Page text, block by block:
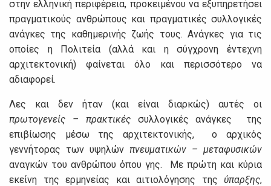
στην ελληνική περιφέρεια, προκειμένου να εξυπηρετήσει
πραγματικούς ανθρώπους και πραγματικές συλλογικές
ανάγκες της καθημερινής ζωής τους. Ανάγκες για τις
οποίες η Πολιτεία (αλλά και η σύγχρονη έντεχνη
αρχιτεκτονική) φαίνεται όλο και περισσότερο να
αδιαφορεί.
Λες και δεν ήταν (και είναι διαρκώς) αυτές οι
πρωτογενείς – πρακτικέςσυλλογικές ανάγκες της
επιβίωσης μέσω της αρχιτεκτονικής, ο αρχικός
γεννήτορας των υψηλών πνευματικών – μεταφυσικών
αναγκών του ανθρώπου όπου γης. Με πρώτη και κύρια
εκείνη της ερμηνείας και αιτιολόγησης της ύπαρξης,